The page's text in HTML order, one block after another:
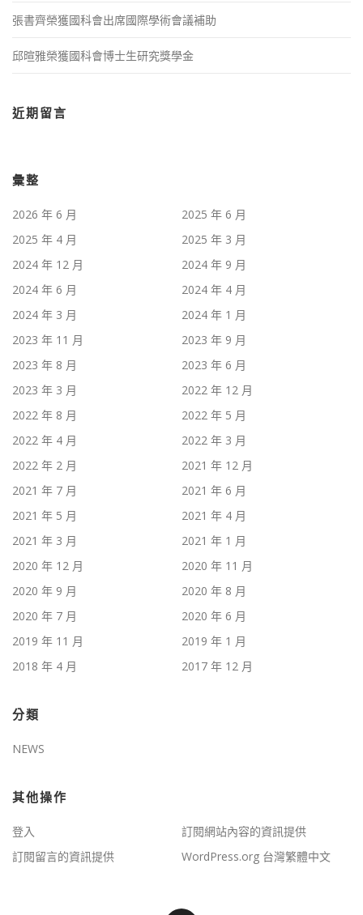
張書齊榮獲國科會出席國際學術會議補助
邱暄雅榮獲國科會博士生研究獎學金
近期留言
彙整
2026 年 6 月
2025 年 6 月
2025 年 4 月
2025 年 3 月
2024 年 12 月
2024 年 9 月
2024 年 6 月
2024 年 4 月
2024 年 3 月
2024 年 1 月
2023 年 11 月
2023 年 9 月
2023 年 8 月
2023 年 6 月
2023 年 3 月
2022 年 12 月
2022 年 8 月
2022 年 5 月
2022 年 4 月
2022 年 3 月
2022 年 2 月
2021 年 12 月
2021 年 7 月
2021 年 6 月
2021 年 5 月
2021 年 4 月
2021 年 3 月
2021 年 1 月
2020 年 12 月
2020 年 11 月
2020 年 9 月
2020 年 8 月
2020 年 7 月
2020 年 6 月
2019 年 11 月
2019 年 1 月
2018 年 4 月
2017 年 12 月
分類
NEWS
其他操作
登入
訂閱網站內容的資訊提供
訂閱留言的資訊提供
WordPress.org 台灣繁體中文